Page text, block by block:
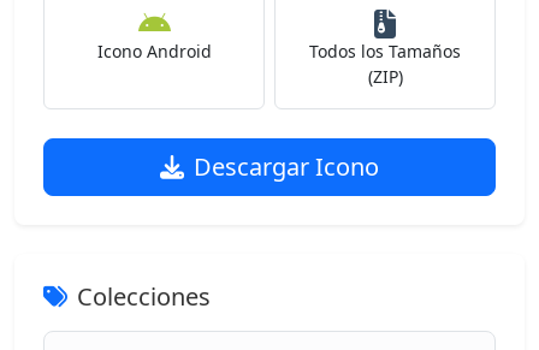
Icono Android
Todos los Tamaños
(ZIP)
Descargar Icono
Colecciones